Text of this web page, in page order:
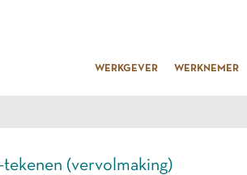
WERKGEVER WERKNEMER
(vervolmaking)